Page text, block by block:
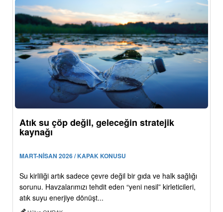
Atık su çöp değil, geleceğin stratejik
kaynağı
MART-NİSAN 2026 / KAPAK KONUSU
Su kirliliği artık sadece çevre değil bir gıda ve halk sağlığı
sorunu. Havzalarımızı tehdit eden “yeni nesil” kirleticileri,
atık suyu enerjiye dönüşt...